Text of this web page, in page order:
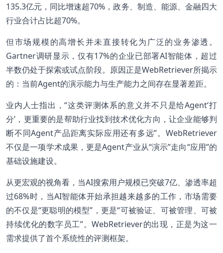
135.3亿元，同比增速超70%，政务、制造、能源、金融四大
行业合计占比超70%。
但市场规模的高增长并未直接转化为广泛的业务渗透。
Gartner调研显示，仅有17%的企业已部署AI智能体，超过
半数仍处于探索或试点阶段。原因正是WebRetriever所揭示
的：当前Agent的演示能力与生产能力之间存在显著差距。
业内人士指出，“这类评测体系的意义并不只是给Agent‘打
分’，更重要的是帮助行业找到技术优化方向，让企业能够判
断不同Agent产品距离实际应用还有多远”。WebRetriever
不仅是一项学术成果，更是Agent产业从“演示”走向“应用”的
基础设施建设。
从更宏观的视角看，当AI搜索用户规模已突破7亿、渗透率超
过68%时，当AI智能体开始承担越来越多的工作，市场需要
的不仅是“更聪明的模型”，更是“可被验证、可被管理、可被
持续优化的数字员工”。WebRetriever的出现，正是为这一
需求提供了首个系统性的评测框架。